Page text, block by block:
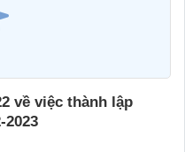
về việc thành lập
2023